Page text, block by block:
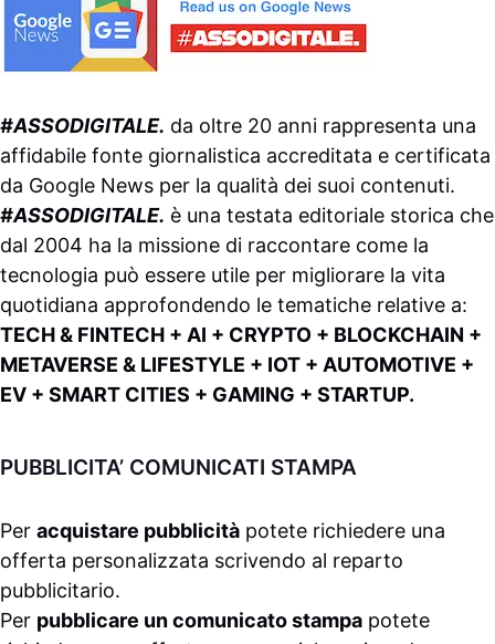
#ASSODIGITALE. da oltre 20 anni rappresenta una
affidabile fonte giornalistica accreditata e certificata
da Google News per la qualità dei suoi contenuti.
#ASSODIGITALE. è una testata editoriale storica che
dal 2004 ha la missione di raccontare come la
tecnologia può essere utile per migliorare la vita
quotidiana approfondendo le tematiche relative a:
TECH & FINTECH + AI + CRYPTO + BLOCKCHAIN +
METAVERSE & LIFESTYLE + IOT + AUTOMOTIVE +
EV + SMART CITIES + GAMING + STARTUP.
PUBBLICITA’ COMUNICATI STAMPA
Per acquistare pubblicità potete richiedere una
offerta personalizzata scrivendo al reparto
pubblicitario.
Per pubblicare un comunicato stampa potete